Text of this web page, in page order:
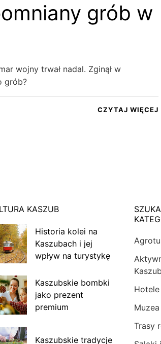
grób w
wojny trwał nadal. Zginął w
grób?
CZYTAJ WIĘCEJ
KASZUB
Historia kolei na
Kaszubach i jej
wpływ na turystykę
Kaszubskie bombki
jako prezent
premium
Kaszubskie tradycje
Trasy